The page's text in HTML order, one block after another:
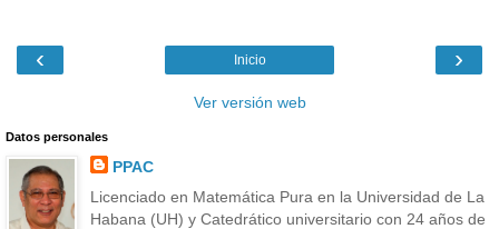
‹ ›
Inicio
Ver versión web
Datos personales
PPAC
Licenciado en Matemática Pura en la Universidad de La
Habana (UH) y Catedrático universitario con 24 años de